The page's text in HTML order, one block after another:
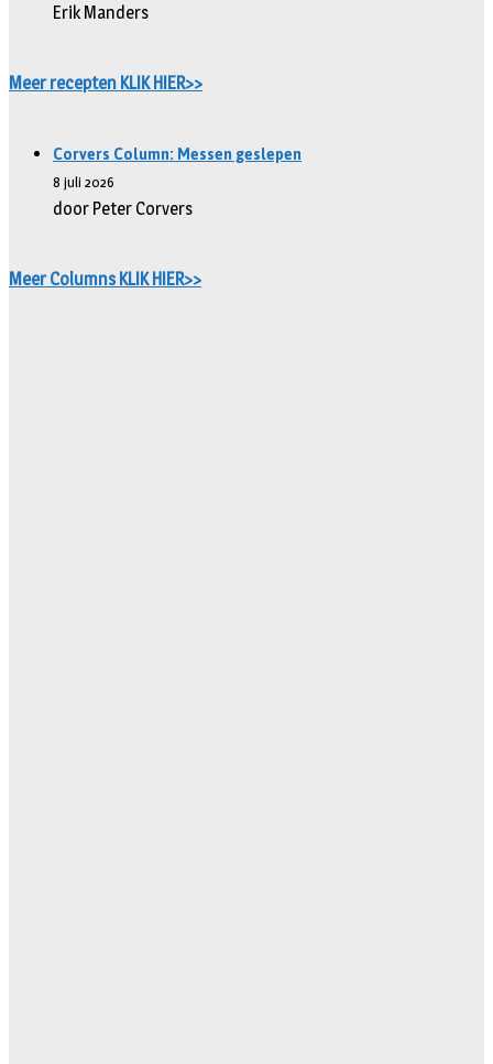
Erik Manders
Meer recepten KLIK HIER>>
Corvers Column: Messen geslepen
8 juli 2026
door Peter Corvers
Meer Columns KLIK HIER>>